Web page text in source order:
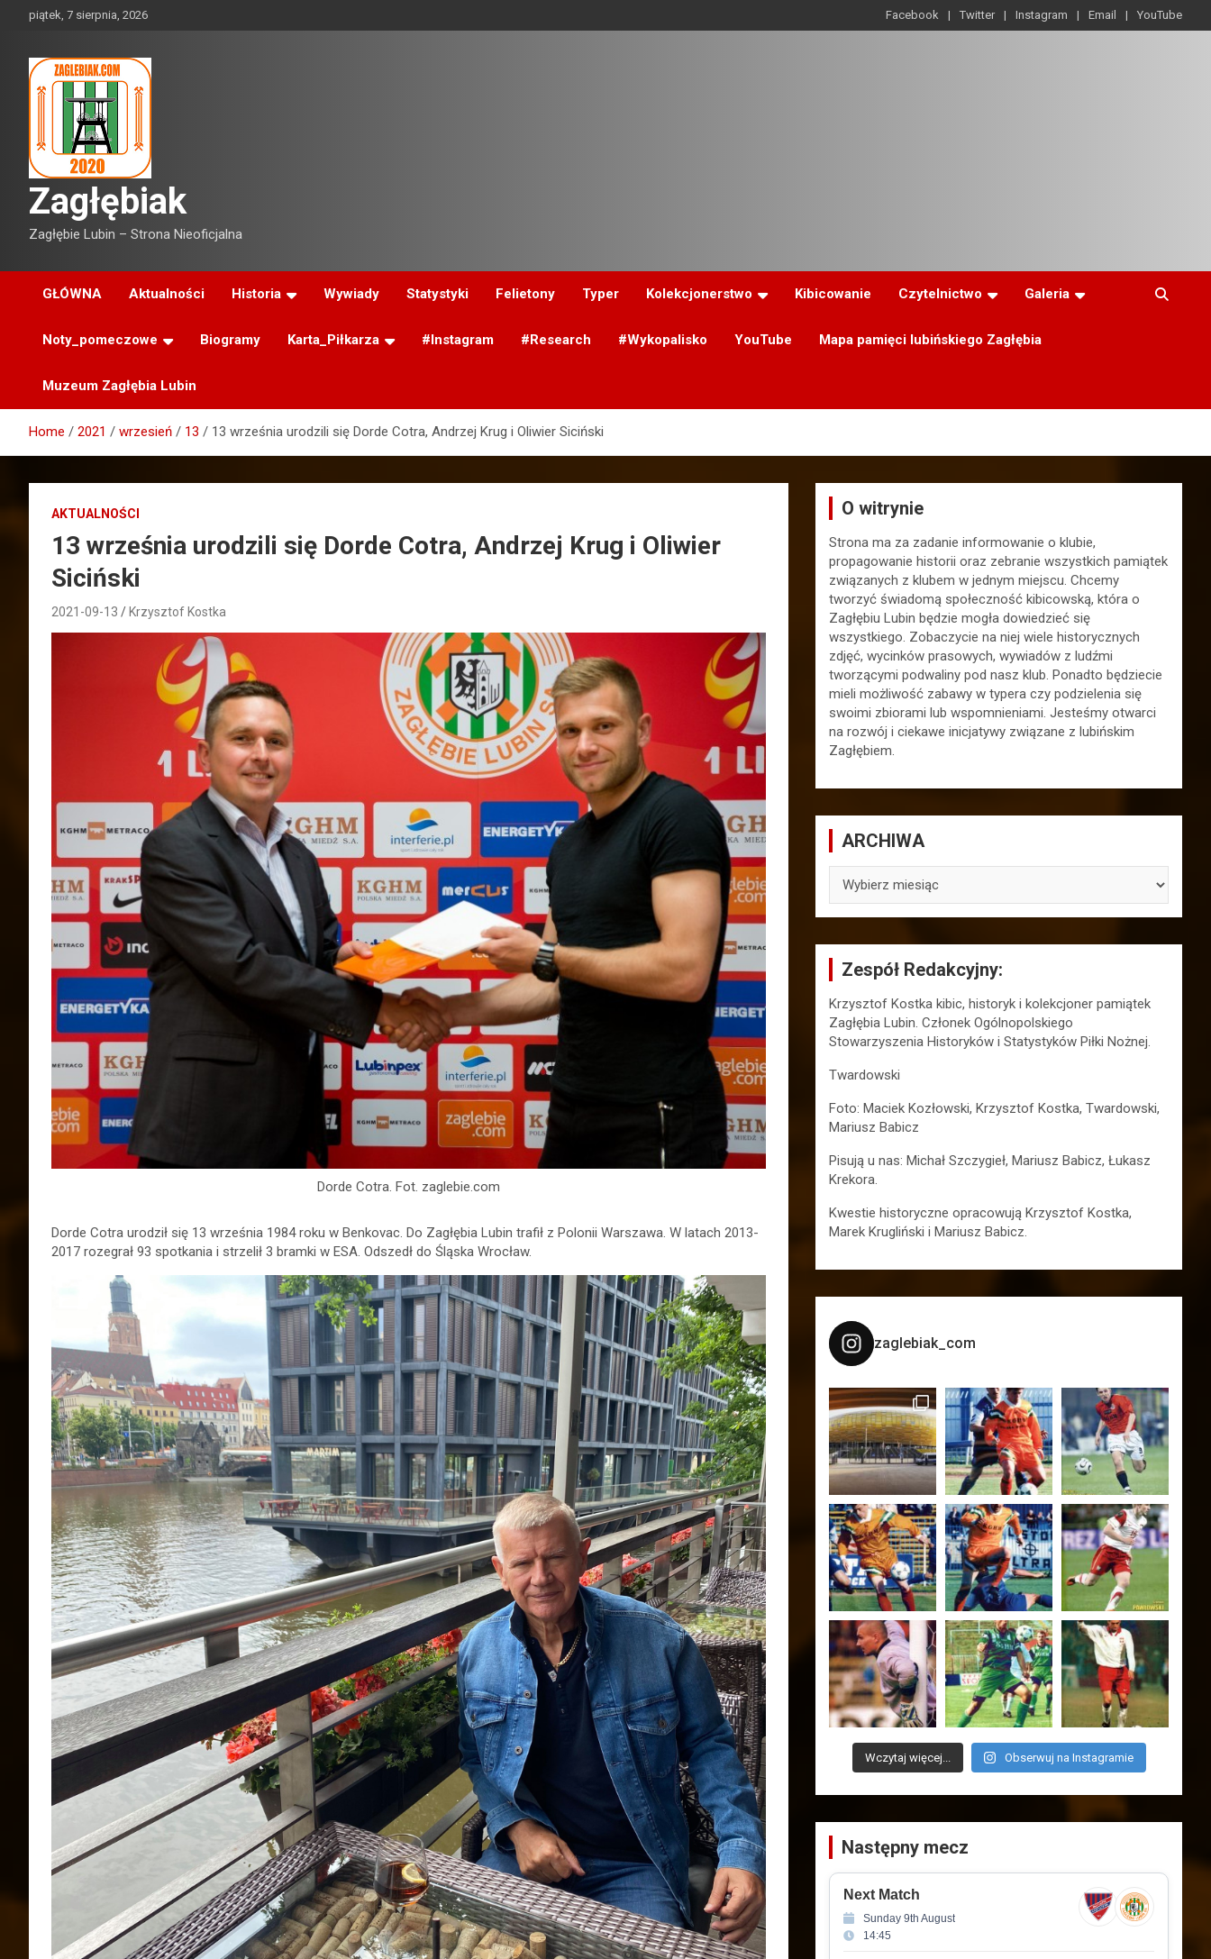
piątek, 7 sierpnia, 2026 Facebook Twitter Instagram Email YouTube
Zagłębiak
Zagłębie Lubin – Strona Nieoficjalna
GŁÓWNA Aktualności Historia Wywiady Statystyki Felietony Typer Kolekcjonerstwo Kibicowanie Czytelnictwo Galeria
Noty_pomeczowe Biogramy Karta_Piłkarza #Instagram #Research #Wykopalisko YouTube Mapa pamięci lubińskiego Zagłębia
Muzeum Zagłębia Lubin
Home 2021 wrzesień 13 13 września urodzili się Dorde Cotra, Andrzej Krug i Oliwier Siciński
AKTUALNOŚCI
13 września urodzili się Dorde Cotra, Andrzej Krug i Oliwier
Siciński
2021-09-13 Krzysztof Kostka
Dorde Cotra. Fot. zaglebie.com
Dorde Cotra urodził się 13 września 1984 roku w Benkovac. Do Zagłębia Lubin trafił z Polonii Warszawa. W latach 2013-
2017 rozegrał 93 spotkania i strzelił 3 bramki w ESA. Odszedł do Śląska Wrocław.
O witrynie
Strona ma za zadanie informowanie o klubie,
propagowanie historii oraz zebranie wszystkich pamiątek
związanych z klubem w jednym miejscu. Chcemy
tworzyć świadomą społeczność kibicowską, która o
Zagłębiu Lubin będzie mogła dowiedzieć się
wszystkiego. Zobaczycie na niej wiele historycznych
zdjęć, wycinków prasowych, wywiadów z ludźmi
tworzącymi podwaliny pod nasz klub. Ponadto będziecie
mieli możliwość zabawy w typera czy podzielenia się
swoimi zbiorami lub wspomnieniami. Jesteśmy otwarci
na rozwój i ciekawe inicjatywy związane z lubińskim
Zagłębiem.
ARCHIWA
Zespół Redakcyjny:
Krzysztof Kostka kibic, historyk i kolekcjoner pamiątek
Zagłębia Lubin. Członek Ogólnopolskiego
Stowarzyszenia Historyków i Statystyków Piłki Nożnej.
Twardowski
Foto: Maciek Kozłowski, Krzysztof Kostka, Twardowski,
Mariusz Babicz
Pisują u nas: Michał Szczygieł, Mariusz Babicz, Łukasz
Krekora.
Kwestie historyczne opracowują Krzysztof Kostka,
Marek Krugliński i Mariusz Babicz.
zaglebiak_com
Wczytaj więcej... Obserwuj na Instagramie
Następny mecz
Next Match
Sunday 9th August
14:45